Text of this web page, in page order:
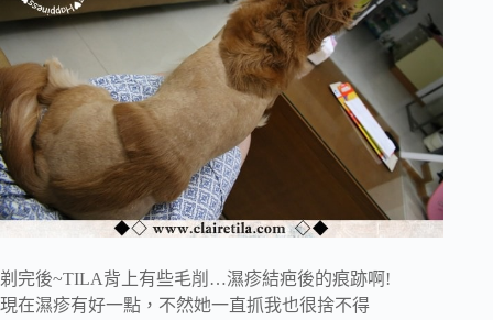
剃完後~TILA背上有些毛削…濕疹結疤後的痕跡啊!
現在濕疹有好一點，不然她一直抓我也很捨不得